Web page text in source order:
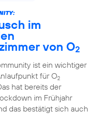
im
von O2
ist ein wichtiger
für O2
hat bereits der
im Frühjahr
das bestätigt sich auch